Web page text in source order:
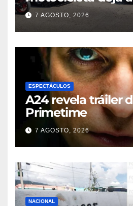
jóvenes
colonia 27 de
Poza Rica
7 AGOSTO, 2026
ESPECTÁCULOS
A24 revela tráiler
Primetime
7 AGOSTO, 2026
NACIONAL